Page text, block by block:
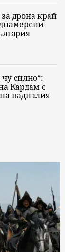
дрона край
чу силно“:
Кардам с
падналия